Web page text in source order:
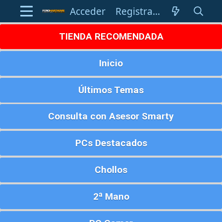
Acceder Registrarse
TIENDA RECOMENDADA
Inicio
Últimos Temas
Consulta con Asesor Smarty
PCs Destacados
Chollos
2ª Mano